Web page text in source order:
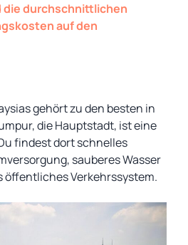
die durchschnittlichen
auf den
gehört zu den besten in
die Hauptstadt, ist eine
findest dort schnelles
sauberes Wasser
öffentliches Verkehrssystem.